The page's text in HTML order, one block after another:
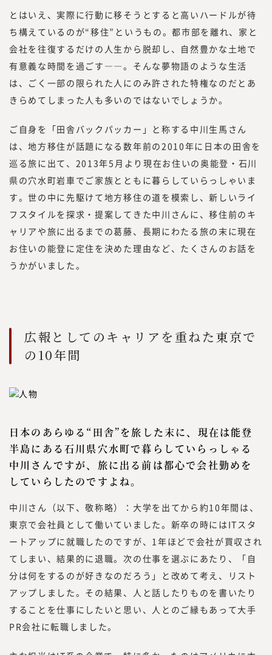
ての情報を提供してきました。
同時に、フリーランスや副業といった外部プ
ロフェッショナル人材を活用する企業につい
ての調査・研究も行い、情報を提供していく
中で、企業の経営者や人事部、事業部の方よ
り「これらのノウハウや事例をもっと知りた
した。
また、昨今、オープンイノベーションやリス
キリングに関するお問い合わせや引き合いも
増えていることから、このたび、『みらいワ
ークス総合研究所』にて、外部人材活用や新
規事業、人的資本経営／リスキリング、サス
テナビリティに関する調査・研究、情報を提
供していく事としました。
現在、みらいワークスに登録いただいている
プロフェッショナル人材は8万名を越えまし
ロフェッショナル人材の採用・活用を見てき
た知見をもって、フラットな目線で「本当に
必要とされる情報」を提供していきたいと思
「本当に必要とされる情報」を提供するため
を提供する必要があります。
読者は、新しい働き方を実践したり、新規事
業、人的資本経営／リスキリング、サステナ
ビリティ等、かつてないものを創る「挑戦
つまり、読者の目線で活動するには、みらい
ワークス総合研究所に携わる編集者、記者、
執筆者、われわれ自身も「挑戦者」である必
要があります。われわれ自身も「挑戦者」で
あり続け、企画する内容、集める情報、発信
する情報と、10年先、20年先を見据えた、
読者のために役立つ情報を発信していきたい
と考えています。
とはいえ、実際に行動に移そうとすると高いハードルが待
ち構えているのが“移住”というもの。都市部を離れ、家と
会社を往復するだけの人生から脱却し、自然豊かな土地で
有意義な時間を過ごす――。そんな夢物語のような生活
は、ごく一部の限られた人にのみ許された特権なのだとあ
きらめてしまった人も多いのではないでしょうか。
ご自身を「田舎バックパッカー」と称する中川生馬さん
は、地方移住が話題になる数年前の2010年に日本の田舎を
巡る旅に出て、2013年5月より現在お住いの奥能登・石川
県の穴水町岩車でご家族とともに暮らしていらっしゃいま
す。世の中に先駆けて地方移住の道を模索し、新しいライ
フスタイルを探求・提案してきた中川さんに、移住前のキ
ャリアや旅に出るまでの葛藤、長期にわたる旅の末に現在
お住いの能登に定住を決めた理由など、たくさんのお話を
うかがいました。
広報としてのキャリアを重ねた東京で
の10年間
日本のあらゆる“田舎”を旅した末に、現在は能登
半島にある石川県穴水町で暮らしていらっしゃる
中川さんですが、旅に出る前は都心で会社勤めを
していらしたのですよね。
中川さん（以下、敬称略）：大学を出てから約10年間は、
東京で会社員として働いていました。新卒の時にはITスタ
ートアップに就職したのですが、1年ほどで会社が買収され
てしまい、結果的に退職。次の仕事を選ぶにあたり、「自
分は何をするのが好きなのだろう」と改めて考え、リスト
アップしました。その結果、人と話したりものを書いたり
することを仕事にしたいと思い、人とのご縁もあって大手
PR会社に転職しました。